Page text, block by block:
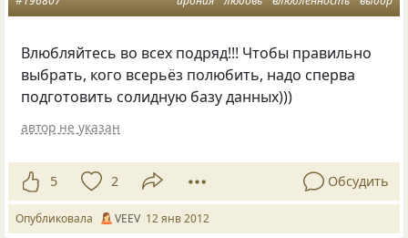
Влюбляйтесь во всех подряд!!! Чтобы правильно
выбрать, кого всерьёз полюбить, надо сперва
подготовить солидную базу данных)))
автор не указан
5 2 Обсудить
Опубликовала VEEV 12 янв 2012